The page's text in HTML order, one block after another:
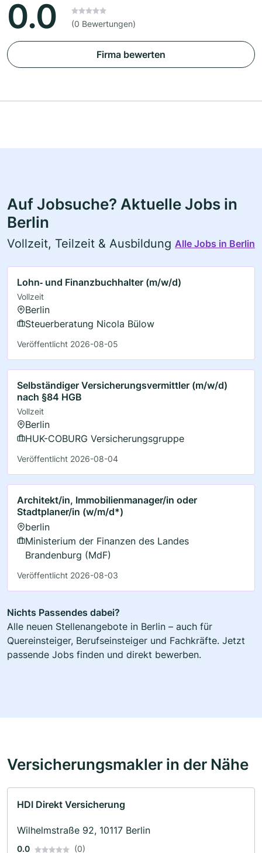
0.0 (0 Bewertungen)
Firma bewerten
Auf Jobsuche? Aktuelle Jobs in
Berlin
Vollzeit, Teilzeit & Ausbildung Alle Jobs in Berlin
Lohn‑ und Finanzbuchhalter (m/w/d)
Vollzeit
Berlin
Steuerberatung Nicola Bülow
Veröffentlicht 2026-08-05
Selbständiger Versicherungsvermittler (m/w/d)
nach §84 HGB
Vollzeit
Berlin
HUK-COBURG Versicherungsgruppe
Veröffentlicht 2026-08-04
Architekt/in, Immobilienmanager/in oder
Stadtplaner/in (w/m/d*)
berlin
Ministerium der Finanzen des Landes
Brandenburg (MdF)
Veröffentlicht 2026-08-03
Nichts Passendes dabei?
Alle neuen Stellenangebote in Berlin – auch für
Quereinsteiger, Berufseinsteiger und Fachkräfte. Jetzt
passende Jobs finden und direkt bewerben.
Versicherungsmakler in der Nähe
HDI Direkt Versicherung
Wilhelmstraße 92, 10117 Berlin
0.0 (0)